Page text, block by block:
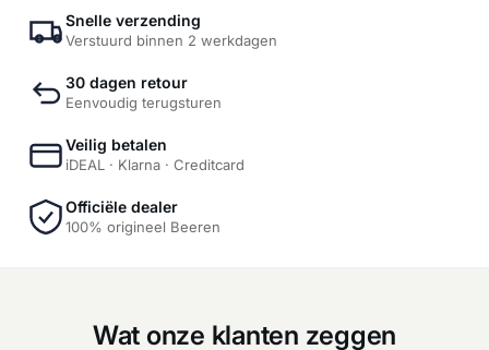
Snelle verzending
Verstuurd binnen 2 werkdagen
30 dagen retour
Eenvoudig terugsturen
Veilig betalen
iDEAL · Klarna · Creditcard
Officiële dealer
100% origineel Beeren
Wat onze klanten zeggen